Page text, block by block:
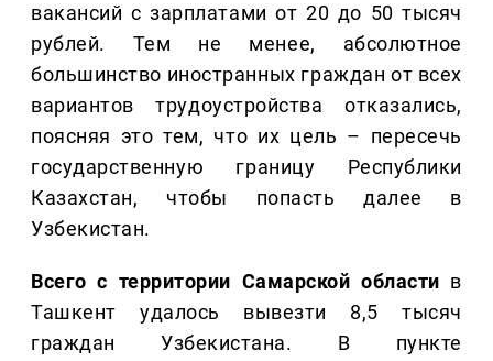
вакансий с зарплатами от 20 до 50 тысяч
рублей. Тем не менее, абсолютное
большинство иностранных граждан от всех
вариантов трудоустройства отказались,
поясняя это тем, что их цель – пересечь
государственную границу Республики
Казахстан, чтобы попасть далее в
Узбекистан.
Всего с территории Самарской области в
Ташкент удалось вывезти 8,5 тысяч
граждан Узбекистана. В пункте